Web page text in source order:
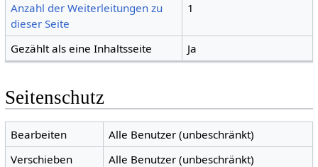
Anzahl der Weiterleitungen zu
dieser Seite
1
Gezählt als eine Inhaltsseite Ja
Seitenschutz
Bearbeiten
Alle Benutzer (unbeschränkt)
Verschieben
Alle Benutzer (unbeschränkt)